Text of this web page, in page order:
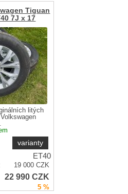
Tiguan
7J x 17
litých
varianty
ET40
19 000 CZK
22 990 CZK
5 %